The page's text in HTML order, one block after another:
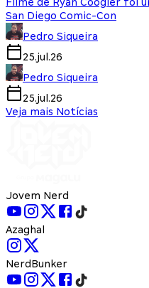
San Diego Comic-Con
Pedro Siqueira
25.jul.26
Pedro Siqueira
25.jul.26
Veja mais Notícias
Jovem Nerd
Azaghal
NerdBunker